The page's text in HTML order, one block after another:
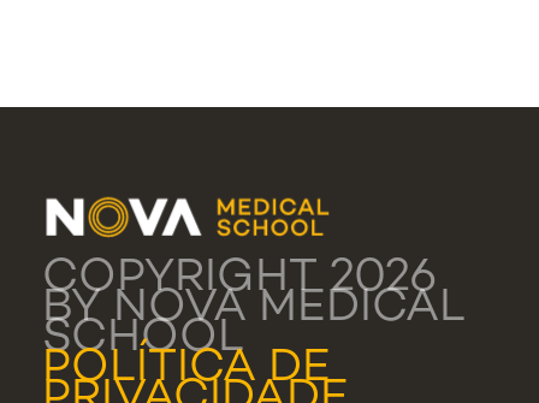
COPYRIGHT 2026
BY NOVA MEDICAL
SCHOOL
POLÍTICA DE